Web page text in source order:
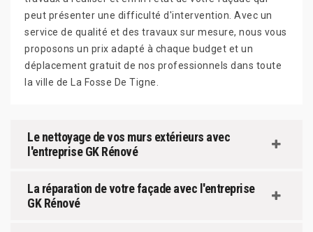
peut présenter une difficulté d'intervention. Avec un
service de qualité et des travaux sur mesure, nous vous
proposons un prix adapté à chaque budget et un
déplacement gratuit de nos professionnels dans toute
la ville de La Fosse De Tigne.
Le nettoyage de vos murs extérieurs avec
l'entreprise GK Rénové
La réparation de votre façade avec l'entreprise
GK Rénové